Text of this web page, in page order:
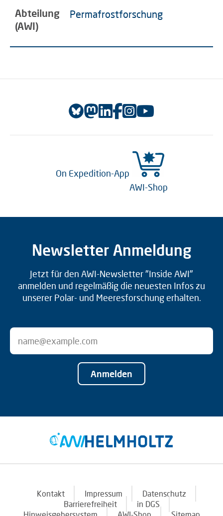
Abteilung
(AWI)
Permafrostforschung
On Expedition-App
AWI-Shop
Newsletter Anmeldung
Jetzt für den AWI-Newsletter "Inside AWI"
anmelden und regelmäßig die neuesten Infos zu
unserer Polar- und Meeresforschung erhalten.
Anmelden
Kontakt Impressum
Datenschutz
Barrierefreiheit
in DGS